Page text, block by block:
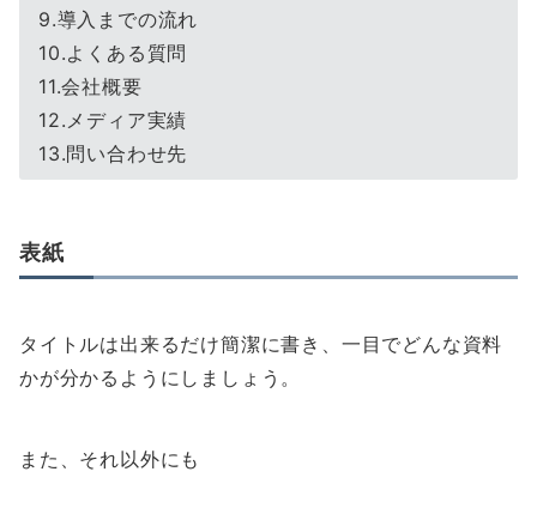
9.導入までの流れ
10.よくある質問
11.会社概要
12.メディア実績
13.問い合わせ先
表紙
タイトルは出来るだけ簡潔に書き、一目でどんな資料
かが分かるようにしましょう。
また、それ以外にも